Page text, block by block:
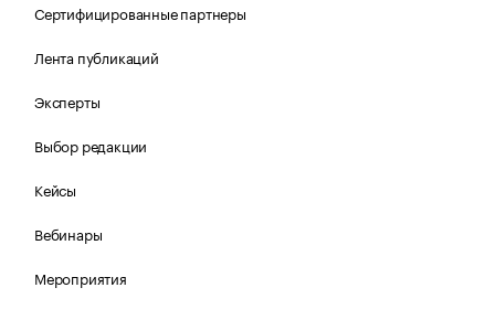
Сертифицированные партнеры
Лента публикаций
Эксперты
Выбор редакции
Кейсы
Вебинары
Мероприятия